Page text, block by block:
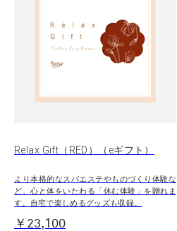
Relax Gift（RED）（eギフト）
より本格的なスパエステやものづくり体験な
ど、心と体をいたわる「休む体験」を贈れま
す。自宅で楽しめるグッズも収録。
￥23,100